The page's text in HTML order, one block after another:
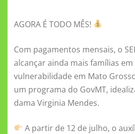
c
e
b
o
o
k
it
te
r
ai
l
at
s
A
p
p
n
g
er
AGORA É TODO MÊS!
Com pagamentos mensais, o
alcançar ainda mais famílias
vulnerabilidade em Mato
um programa do GovMT,
dama Virginia Mendes.
A partir de 12 de julho, o